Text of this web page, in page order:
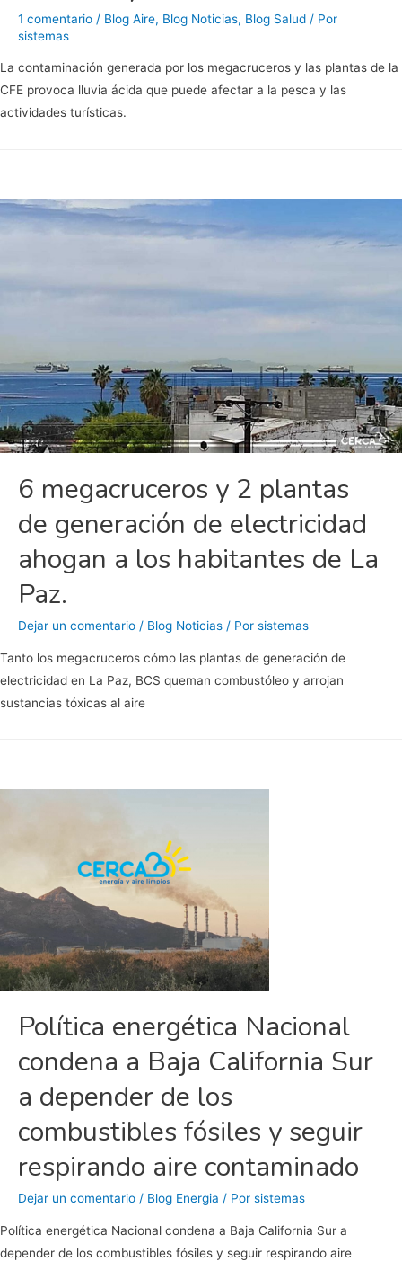
1 comentario / Blog Aire, Blog Noticias, Blog Salud / Por
sistemas
La contaminación generada por los megacruceros y las plantas de la
CFE provoca lluvia ácida que puede afectar a la pesca y las
actividades turísticas.
6 megacruceros y 2 plantas
de generación de electricidad
ahogan a los habitantes de La
Paz.
Dejar un comentario / Blog Noticias / Por sistemas
Tanto los megacruceros cómo las plantas de generación de
electricidad en La Paz, BCS queman combustóleo y arrojan
sustancias tóxicas al aire
Política energética Nacional
condena a Baja California Sur
a depender de los
combustibles fósiles y seguir
respirando aire contaminado
Dejar un comentario / Blog Energia / Por sistemas
Política energética Nacional condena a Baja California Sur a
depender de los combustibles fósiles y seguir respirando aire